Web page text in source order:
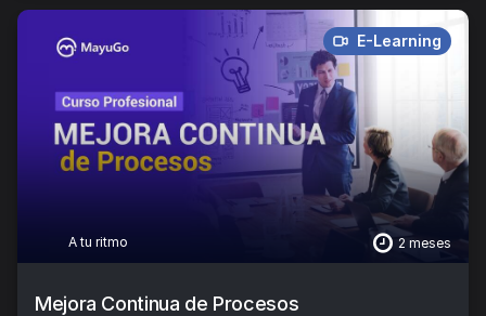
E-Learning
A tu ritmo 2 meses
Mejora Continua de Procesos